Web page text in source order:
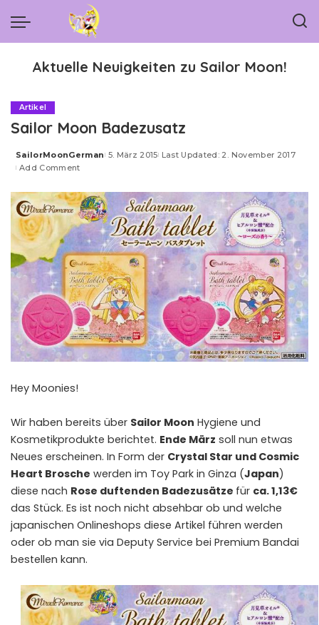
Aktuelle Neuigkeiten zu Sailor Moon!
Artikel
Sailor Moon Badezusatz
Posted
by
SailorMoonGerman 5. März 2015 Last Updated: 2. November 2017
Add Comment
Hey Moonies!
Wir haben bereits über Sailor Moon Hygiene und
Kosmetikprodukte berichtet. Ende März soll nun etwas
Neues erscheinen. In Form der Crystal Star und Cosmic
Heart Brosche werden im Toy Park in Ginza (Japan)
diese nach Rose duftenden Badezusätze für ca. 1,13€
das Stück. Es ist noch nicht absehbar ob und welche
japanischen Onlineshops diese Artikel führen werden
oder ob man sie via Deputy Service bei Premium Bandai
bestellen kann.